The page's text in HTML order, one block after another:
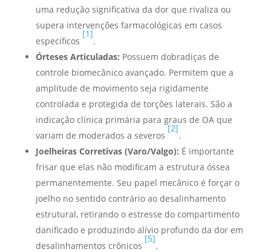
uma redução significativa da dor que rivaliza ou
supera intervenções farmacológicas em casos
específicos
[1]
.
Órteses Articuladas: Possuem dobradiças de
controle biomecânico avançado. Permitem que a
amplitude de movimento seja rigidamente
controlada e protegida de torções laterais. São a
indicação clínica primária para graus de OA que
variam de moderados a severos
[2]
.
Joelheiras Corretivas (Varo/Valgo): É importante
frisar que elas não modificam a estrutura óssea
permanentemente. Seu papel mecânico é forçar o
joelho no sentido contrário ao desalinhamento
estrutural, retirando o estresse do compartimento
danificado e produzindo alívio profundo da dor em
desalinhamentos crônicos
[5]
.